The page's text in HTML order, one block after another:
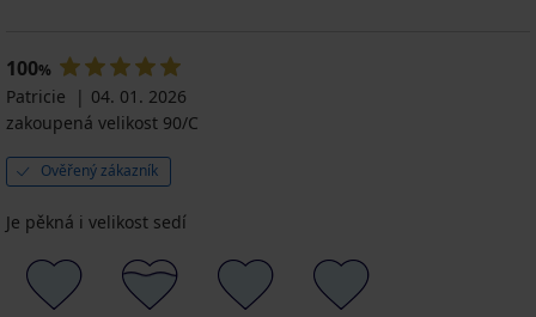
100%
Patricie
04. 01. 2026
zakoupená velikost 90/C
Ověřený zákazník
Je pěkná i velikost sedí